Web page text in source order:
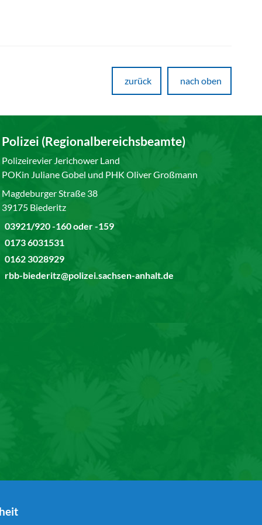
zurück nach oben
Polizei (Regionalbereichsbeamte)
Polizeirevier Jerichower Land
POKin Juliane Gobel und PHK Oliver Großmann
Magdeburger Straße 38
39175 Biederitz
03921/920 -160 oder -159
0173 6031531
0162 3028929
rbb-biederitz@polizei.sachsen-anhalt.de